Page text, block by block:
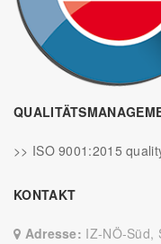
>> ISO 9001:2015
KONTAKT
Adresse: IZ-NÖ-Süd,